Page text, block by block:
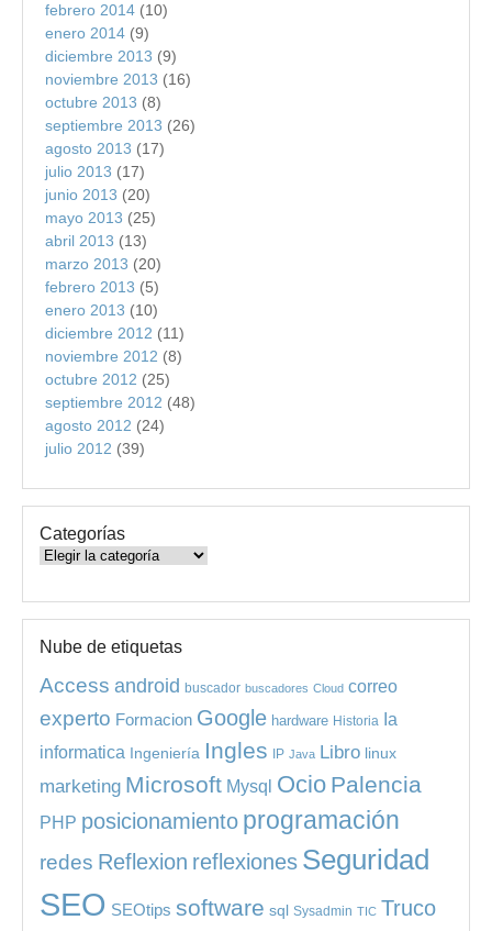
febrero 2014 (10)
enero 2014 (9)
diciembre 2013 (9)
noviembre 2013 (16)
octubre 2013 (8)
septiembre 2013 (26)
agosto 2013 (17)
julio 2013 (17)
junio 2013 (20)
mayo 2013 (25)
abril 2013 (13)
marzo 2013 (20)
febrero 2013 (5)
enero 2013 (10)
diciembre 2012 (11)
noviembre 2012 (8)
octubre 2012 (25)
septiembre 2012 (48)
agosto 2012 (24)
julio 2012 (39)
Categorías
Categorías
Nube de etiquetas
Access android buscador buscadores Cloud correo
experto Formacion Google hardware Historia Ia
informatica Ingeniería Ingles IP Java Libro linux
marketing Microsoft Mysql Ocio Palencia
PHP posicionamiento programación
redes Reflexion reflexiones Seguridad
SEO SEOtips software sql Sysadmin TIC Truco